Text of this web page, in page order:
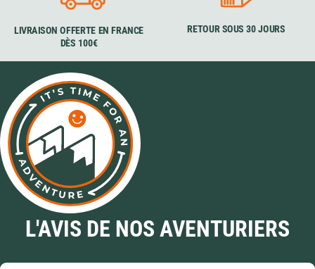
LIVRAISON OFFERTE EN FRANCE
DÈS 100€
RETOUR SOUS 30 JOURS
L'AVIS DE NOS AVENTURIERS